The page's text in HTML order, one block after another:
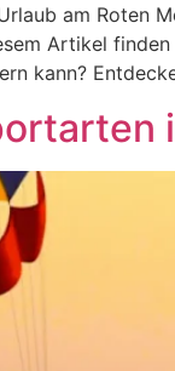
am
Artikel
kann?